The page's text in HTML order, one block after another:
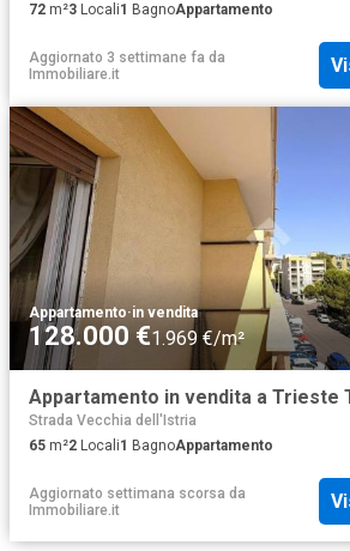
72 m²3 Locali1 BagnoAppartamento
Aggiornato 3 settimane fa da
Immobiliare.it
Appartamento·in vendita
128.000 €1.969 €/m²
Appartamento in vendita a Trieste
Strada Vecchia dell'Istria
65 m²2 Locali1 BagnoAppartamento
Aggiornato settimana scorsa da
Immobiliare.it